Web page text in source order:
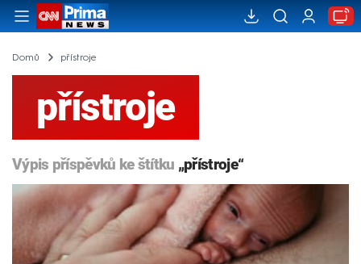
Domů přístroje
přístroje
Výpis příspěvků ke štítku „přístroje“